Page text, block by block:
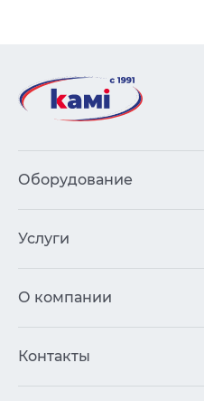
Оборудование
Услуги
О компании
Контакты